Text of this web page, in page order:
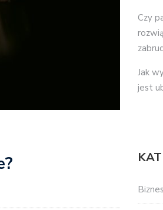
Czy
Jak
jest
Biznes